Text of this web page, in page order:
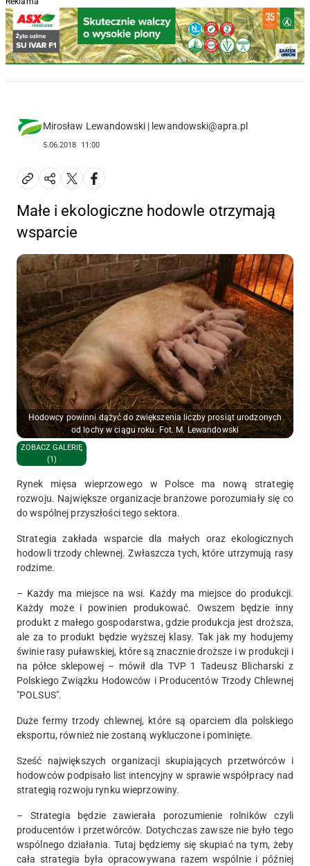
Mirosław Lewandowski | lewandowski@apra.pl
5.06.2018 11:00
Małe i ekologiczne hodowle otrzymają
wsparcie
Hodowcy powinni dążyć do zwiększenia liczby prosiąt urodzonych
od lochy w ciągu roku. Fot. M. Lewandowski
ZOBACZ GALERIĘ
(1)
Rynek mięsa wieprzowego w Polsce ma nową strategię
rozwoju. Największe organizacje branżowe porozumiały się co
do wspólnej przyszłości tego sektora.
Strategia zakłada wsparcie dla małych oraz ekologicznych
hodowli trzody chlewnej. Zwłaszcza tych, które utrzymują rasy
rodzime.
– Każdy ma miejsce na wsi. Każdy ma miejsce do produkcji.
Każdy może i powinien produkować. Owszem będzie inny
produkt z małego gospodarstwa, gdzie produkcja jest droższa,
ale za to produkt będzie wyższej klasy. Tak jak my hodujemy
świnie rasy puławskiej, które są znacznie droższe i w produkcji i
na półce sklepowej – mówił dla TVP 1 Tadeusz Blicharski z
Polskiego Związku Hodowców i Producentów Trzody Chlewnej
"POLSUS".
Duże fermy trzody chlewnej, które są oparciem dla polskiego
eksportu, również nie zostaną wykluczone i pominięte.
Sześć największych organizacji skupiających przetwórców i
hodowców podpisało list intencyjny w sprawie współpracy nad
strategią rozwoju rynku wieprzowiny.
– Strategia będzie zawierała porozumienie rolników czyli
producentów i przetwórców. Dotychczas zawsze nie było tego
wspólnego działania. Tutaj będziemy się skupiać na tym, żeby
cała strategia była opracowywana razem wspólnie i później